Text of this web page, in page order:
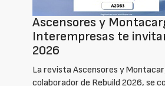
Ascensores y
Interempresas te
2026
La revista Ascensores y
colaborador de Rebuild 2026, se